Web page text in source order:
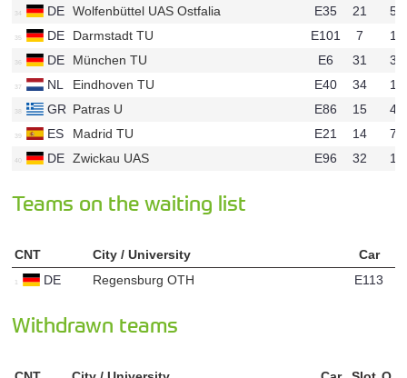
DE Wolfenbüttel UAS Ostfalia E35 21
57
DE
Darmstadt TU E101 7
19
DE
München TU E6 31
39
NL
Eindhoven TU E40 34
10
GR Patras U E86 15
41
ES
Madrid TU E21 14
79
DE Zwickau UAS E96 32 10
Teams on the waiting list
CNT City / University
Car
DE
Regensburg OTH E113
Withdrawn teams